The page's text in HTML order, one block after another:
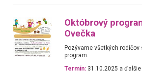
Októbrový
Ovečka
Pozývame všetkých rodičov
program.
Termín: 31.10.2025 a ďalšie